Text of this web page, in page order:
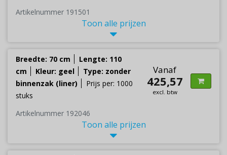
Artikelnummer 191501
Toon alle prijzen
Breedte: 70 cm
Lengte: 110
cm
Kleur: geel
Type: zonder
binnenzak (liner)
Prijs per: 1000
stuks
Vanaf
425,57
excl. btw
Artikelnummer 192046
Toon alle prijzen